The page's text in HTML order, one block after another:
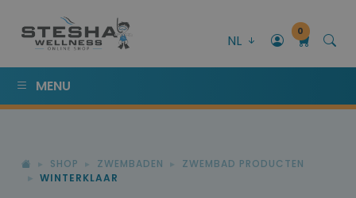
NL
0
MENU
SHOP ZWEMBADEN
ZWEMBAD PRODUCTEN
WINTERKLAAR